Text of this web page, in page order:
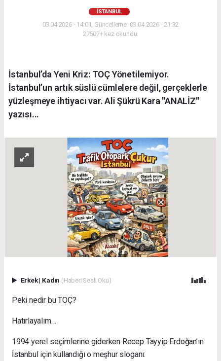
İSTANBUL
03.04.2026 - 14:01, Güncelleme: 03.04.2026 - 21:32
27507+ kez okundu.
İstanbul’da Yeni Kriz: TOÇ Yönetilemiyor.
İstanbul’un artık süslü cümlelere değil, gerçeklerle
yüzleşmeye ihtiyacı var. Ali Şükrü Kara ''ANALİZ''
yazısı...
Erkek| Kadın (Haberi Sesli Oku)
Peki nedir bu TOÇ?
Hatırlayalım…
1994 yerel seçimlerine giderken Recep Tayyip Erdoğan’ın
İstanbul için kullandığı o meşhur sloganı: